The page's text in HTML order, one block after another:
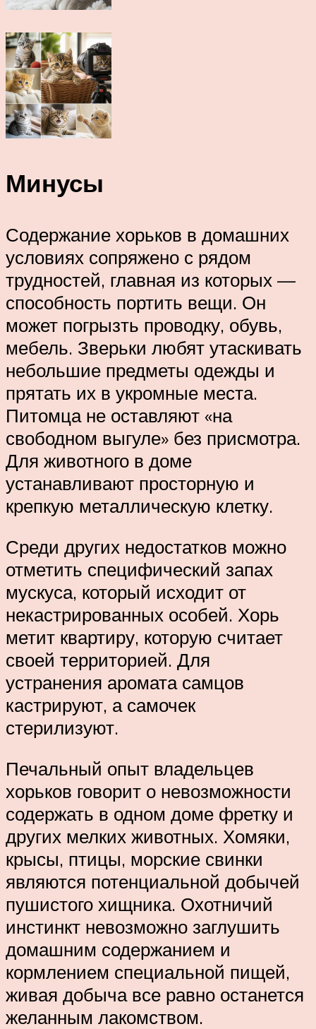
Минусы
Содержание хорьков в домашних
условиях сопряжено с рядом
трудностей, главная из которых —
способность портить вещи. Он
может погрызть проводку, обувь,
мебель. Зверьки любят утаскивать
небольшие предметы одежды и
прятать их в укромные места.
Питомца не оставляют «на
свободном выгуле» без присмотра.
Для животного в доме
устанавливают просторную и
крепкую металлическую клетку.
Среди других недостатков можно
отметить специфический запах
мускуса, который исходит от
некастрированных особей. Хорь
метит квартиру, которую считает
своей территорией. Для
устранения аромата самцов
кастрируют, а самочек
стерилизуют.
Печальный опыт владельцев
хорьков говорит о невозможности
содержать в одном доме фретку и
других мелких животных. Хомяки,
крысы, птицы, морские свинки
являются потенциальной добычей
пушистого хищника. Охотничий
инстинкт невозможно заглушить
домашним содержанием и
кормлением специальной пищей,
живая добыча все равно останется
желанным лакомством.